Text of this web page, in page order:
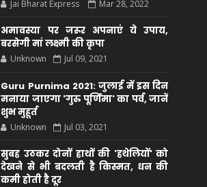
Jai Bharat Express Mar 28, 2022
अमावस्या पर जरूर अपनाएं ये उपाय,
बरसेगी मां लक्ष्मी की कृपा
Unknown Jul 09, 2021
Guru Purnima 2021: जुलाई में इस दिन
मनाया जाएगा 'गुरु पूर्णिमा' का पर्व, जानें
शुभ मुहूर्त
Unknown Jul 03, 2021
सुबह उठकर दोनों हाथों की 'हथेलियों' को
देखने से भी बदलती है किस्मत, धन की
कमी होती है दूर